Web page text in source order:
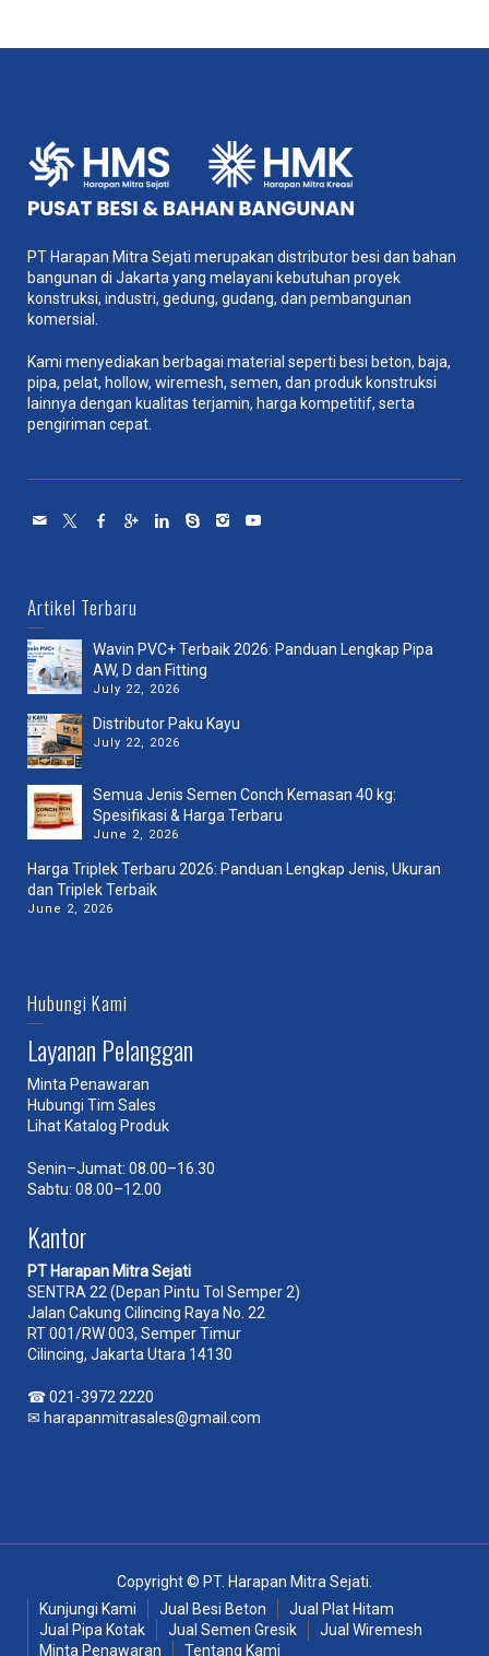
PT Harapan Mitra Sejati merupakan distributor besi dan bahan
bangunan di Jakarta yang melayani kebutuhan proyek
konstruksi, industri, gedung, gudang, dan pembangunan
komersial.
Kami menyediakan berbagai material seperti besi beton, baja,
pipa, pelat, hollow, wiremesh, semen, dan produk konstruksi
lainnya dengan kualitas terjamin, harga kompetitif, serta
pengiriman cepat.
Artikel Terbaru
Wavin PVC+ Terbaik 2026: Panduan Lengkap Pipa
AW, D dan Fitting
July 22, 2026
Distributor Paku Kayu
July 22, 2026
Semua Jenis Semen Conch Kemasan 40 kg:
Spesifikasi & Harga Terbaru
June 2, 2026
Harga Triplek Terbaru 2026: Panduan Lengkap Jenis, Ukuran
dan Triplek Terbaik
June 2, 2026
Hubungi Kami
Layanan Pelanggan
Minta Penawaran
Hubungi Tim Sales
Lihat Katalog Produk
Senin–Jumat: 08.00–16.30
Sabtu: 08.00–12.00
Kantor
PT Harapan Mitra Sejati
SENTRA 22 (Depan Pintu Tol Semper 2)
Jalan Cakung Cilincing Raya No. 22
RT 001/RW 003, Semper Timur
Cilincing, Jakarta Utara 14130
☎021-3972 2220
✉ harapanmitrasales@gmail.com
Copyright © PT. Harapan Mitra Sejati.
Kunjungi Kami
Jual Besi Beton
Jual Plat Hitam
Jual Pipa Kotak
Jual Semen Gresik
Jual Wiremesh
Minta Penawaran
Tentang Kami